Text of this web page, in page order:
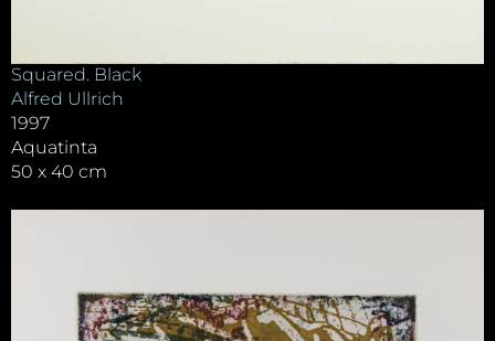
Squared. Black
Alfred Ullrich
1997
Aquatinta
50 x 40 cm